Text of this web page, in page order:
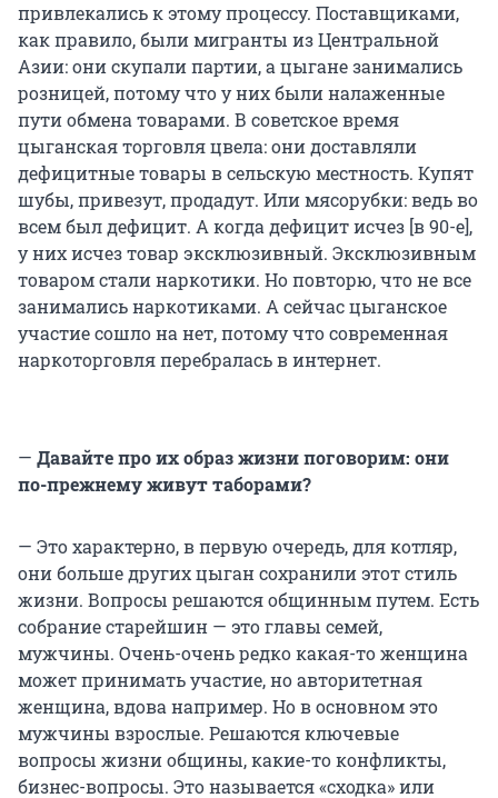
привлекались к этому процессу. Поставщиками,
как правило, были мигранты из Центральной
Азии: они скупали партии, а цыгане занимались
розницей, потому что у них были налаженные
пути обмена товарами. В советское время
цыганская торговля цвела: они доставляли
дефицитные товары в сельскую местность. Купят
шубы, привезут, продадут. Или мясорубки: ведь во
всем был дефицит. А когда дефицит исчез [в 90-е],
у них исчез товар эксклюзивный. Эксклюзивным
товаром стали наркотики. Но повторю, что не все
занимались наркотиками. А сейчас цыганское
участие сошло на нет, потому что современная
наркоторговля перебралась в интернет.
— Давайте про их образ жизни поговорим: они
по-прежнему живут таборами?
— Это характерно, в первую очередь, для котляр,
они больше других цыган сохранили этот стиль
жизни. Вопросы решаются общинным путем. Есть
собрание старейшин — это главы семей,
мужчины. Очень-очень редко какая-то женщина
может принимать участие, но авторитетная
женщина, вдова например. Но в основном это
мужчины взрослые. Решаются ключевые
вопросы жизни общины, какие-то конфликты,
бизнес-вопросы. Это называется «сходка» или